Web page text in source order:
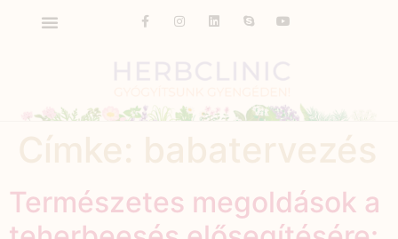
Természetes megoldások a